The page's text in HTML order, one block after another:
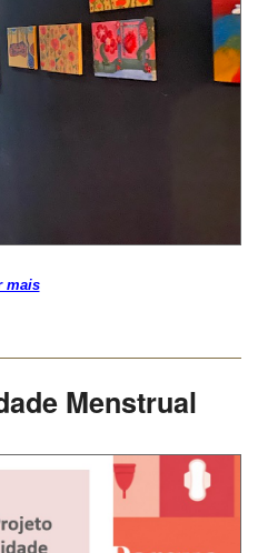
mais
Menstrual